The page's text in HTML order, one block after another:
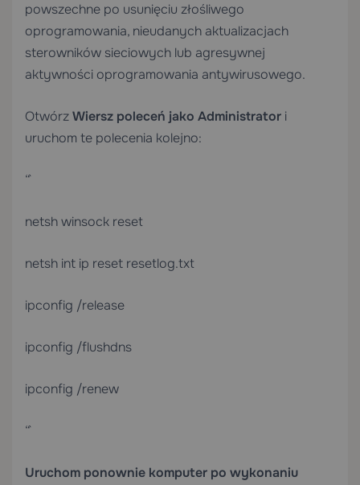
powszechne po usunięciu złośliwego
oprogramowania, nieudanych aktualizacjach
sterowników sieciowych lub agresywnej
aktywności oprogramowania antywirusowego.
OtwórzWiersz poleceń jako Administrator i
uruchom te polecenia kolejno:
“`
netsh winsock reset
netsh int ip reset resetlog.txt
ipconfig /release
ipconfig /flushdns
ipconfig /renew
“`
Uruchom ponownie komputer po wykonaniu